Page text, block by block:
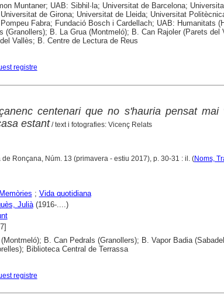
Muntaner; UAB: Sibhil·la; Universitat de Barcelona;
de Girona; Universitat de Lleida; Universitat
Fabra; Fundació Bosch i Cardellach; UAB: Humanitats
(Granollers); B. La Grua (Montmeló); B. Can Rajoler (Parets del
Vallès; B. Centre de Lectura de Reus
registre
centenari que no s'hauria pensat mai
estant/ text i fotografies: Vicenç Relats
Ronçana, Núm. 13 (primavera - estiu 2017), p. 30-31 : il. (Noms,
Memòries ; Vida quotidiana
Julià(1916-....)
B. Can Pedrals (Granollers); B. Vapor Badia
Biblioteca Central de Terrassa
registre